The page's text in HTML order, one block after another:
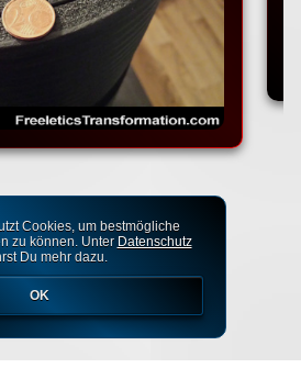
Cookies, um bestmögliche
zu können. Unter Datenschutz
Du mehr dazu.
OK